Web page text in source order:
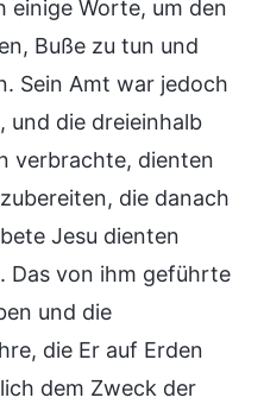
einige Worte, um den
Buße zu tun und
Sein Amt war jedoch
und die dreieinhalb
verbrachte, dienten
die danach
Jesu dienten
Das von ihm geführte
und die
die Er auf Erden
dem Zweck der